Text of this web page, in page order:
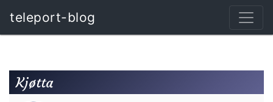
teleport-blog
Kjøtta